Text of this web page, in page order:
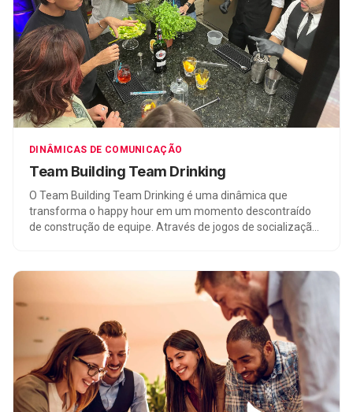
DINÂMICAS DE COMUNICAÇÃO
Team Building Team Drinking
O Team Building Team Drinking é uma dinâmica que
transforma o happy hour em um momento descontraído
de construção de equipe. Através de jogos de socialização
resolução de conflitos. O foco principal é criar conexões
entre os membros da equipe e promover um ambiente de